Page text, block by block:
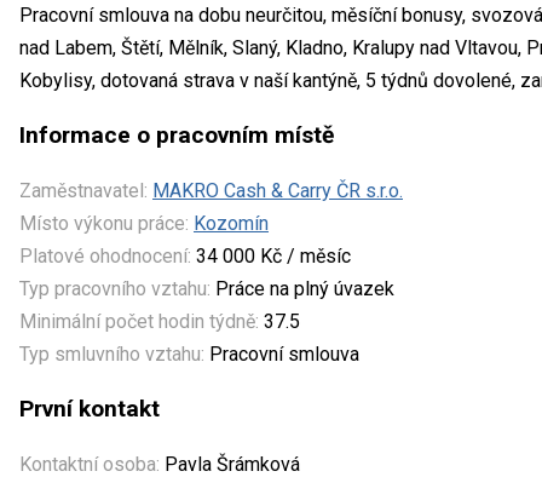
Pracovní smlouva na dobu neurčitou, měsíční bonusy,
nad Labem, Štětí, Mělník, Slaný, Kladno, Kralupy nad Vltavou,
Kobylisy, dotovaná strava v naší kantýně, 5 týdnů dovolené,
Informace o pracovním místě
Zaměstnavatel: MAKRO Cash & Carry ČR s.r.o.
Místo výkonu práce: Kozomín
Platové ohodnocení: 34 000 Kč / měsíc
Typ pracovního vztahu: Práce na plný úvazek
Minimální počet hodin týdně: 37.5
Typ smluvního vztahu: Pracovní smlouva
První kontakt
Kontaktní osoba: Pavla Šrámková